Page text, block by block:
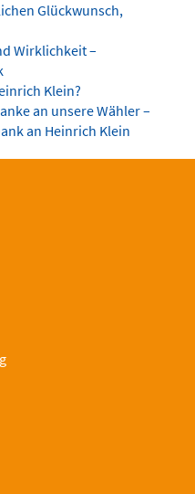
Glückwunsch,
Wirklichkeit –
Klein?
an unsere Wähler –
an Heinrich Klein